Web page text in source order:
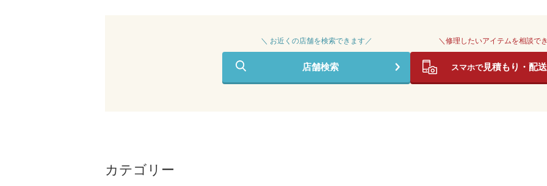
＼修理したいアイテムを相談で
スマホで見積もり・配
＼ お近くの店舗を検索できます／
店舗検索
カテゴリー